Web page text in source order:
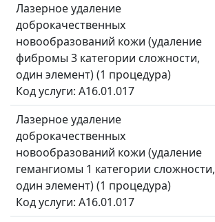
Лазерное удаление
доброкачественных
новообразований кожи (удаление
фибромы 3 категории сложности,
один элемент) (1 процедура)
Код услуги: A16.01.017
Лазерное удаление
доброкачественных
новообразований кожи (удаление
гемангиомы 1 категории сложности,
один элемент) (1 процедура)
Код услуги: A16.01.017